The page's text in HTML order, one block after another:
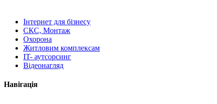
Інтернет для бізнесу
СКС, Монтаж
Охорона
Житловим комплексам
IT- аутсорсинг
Відеонагляд
Навігація